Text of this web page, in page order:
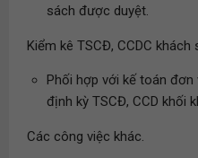
sách được duyệt.
Kiểm kê TSCĐ, CCDC khách
Phối hợp với kế toán
định kỳ TSCĐ, CCD khối
Các công việc khác.